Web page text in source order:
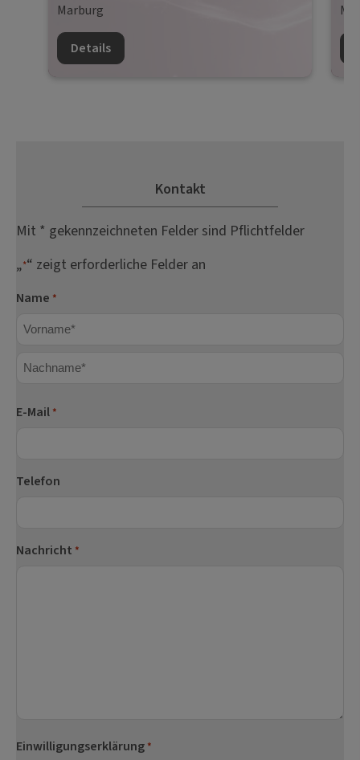
Marburg
Details
Kontakt
Mit * gekennzeichneten Felder sind Pflichtfelder
„*“ zeigt erforderliche Felder an
Name *
E-Mail *
Telefon
Nachricht *
Einwilligungserklärung *